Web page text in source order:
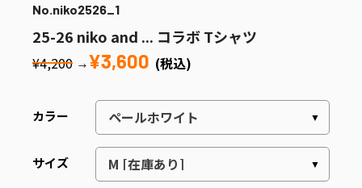
No.niko2526_1
25-26 niko and ... コラボ Tシャツ
¥4,200 → ¥3,600 (税込)
カラー
サイズ